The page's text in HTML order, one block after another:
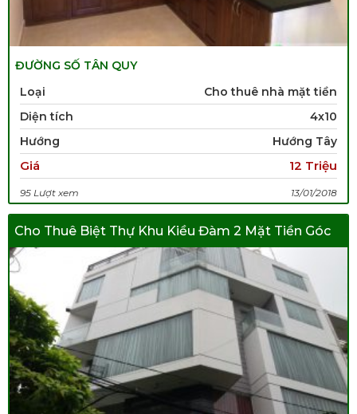
ĐƯỜNG SỐ TÂN QUY
Loại
Cho thuê nhà mặt tiền
Diện tích
4x10
Hướng
Hướng Tây
Giá 12 Triệu
95 Lượt xem 13/01/2018
Cho Thuê Biệt Thự Khu Kiều Đàm 2 Mặt Tiền Góc